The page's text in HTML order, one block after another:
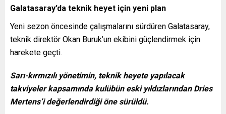
Galatasaray’da teknik heyet için yeni plan
Yeni sezon öncesinde çalışmalarını sürdüren Galatasaray,
teknik direktör Okan Buruk’un ekibini güçlendirmek için
harekete geçti.
Sarı-kırmızılı yönetimin, teknik heyete yapılacak
takviyeler kapsamında kulübün eski yıldızlarından Dries
Mertens’i değerlendirdiği öne sürüldü.